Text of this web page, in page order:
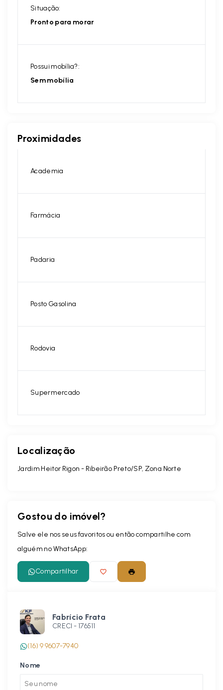
Situação:
Pronto para morar
Possui mobília?:
Sem mobília
Proximidades
Academia
Farmácia
Padaria
Posto Gasolina
Rodovia
Supermercado
Localização
Jardim Heitor Rigon - Ribeirão Preto/SP, Zona Norte
Gostou do imóvel?
Salve ele nos seus favoritos ou então compartilhe com
alguém no WhatsApp:
Compartilhar
Fabrício Frata
CRECI - 176511
(16) 9 9607-7940
Nome